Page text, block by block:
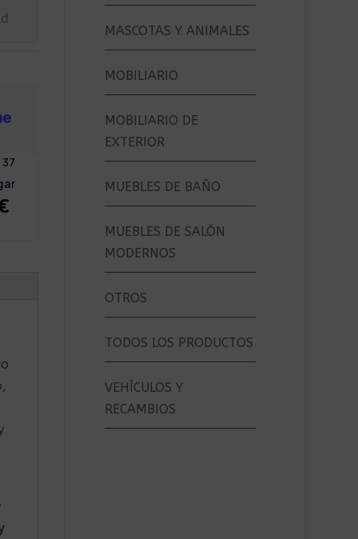
MASCOTAS Y ANIMALES
MOBILIARIO
MOBILIARIO DE
EXTERIOR
MUEBLES DE BAÑO
MUEBLES DE SALÓN
MODERNOS
OTROS
TODOS LOS PRODUCTOS
VEHÍCULOS Y
RECAMBIOS